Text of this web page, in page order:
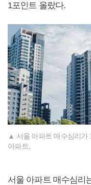
1포인트 올랐다.
▲ 서울 아파트 매수심리가
아파트.
서울 아파트 매수심리